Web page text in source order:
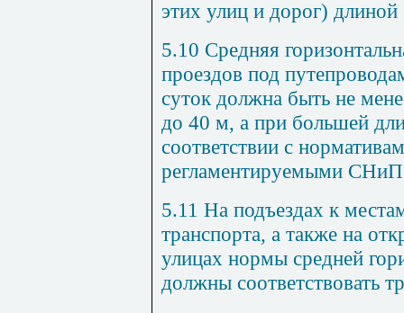
этих улиц и дорог)
5.10 Средняя
проездов под
суток должна быть не
до 40 м, а при большей
соответствии с
регламентируемыми
5.11 На подъездах к
транспорта, а также на
улицах нормы средней
должны соответствовать